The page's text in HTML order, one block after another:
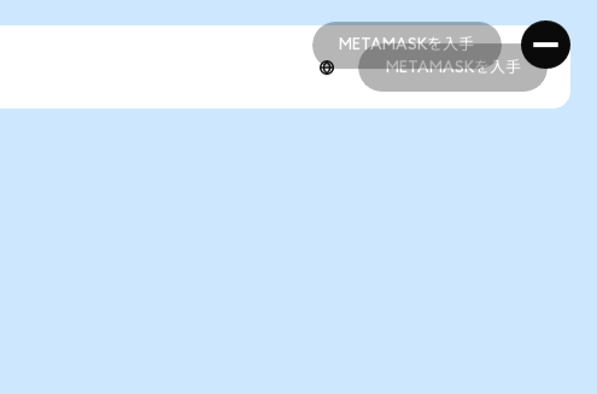
METAMASKを入手
METAMASKを入手
METAMASKを入手